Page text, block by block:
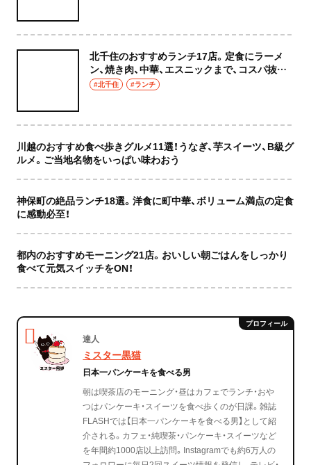
北千住のおすすめランチ17店。定食にラーメ
ン、焼き肉、中華、エスニックまで、コスパ抜群
な店もおしゃれな店も網羅してご紹介！
#北千住 #ランチ
川越のおすすめ食べ歩きグルメ11選！うなぎ、芋スイーツ、B級グ
ルメ。ご当地名物をいっぱい味わおう
神保町の絶品ランチ18選。洋食に町中華、ボリューム満点の定食
に感動必至！
都内のおすすめモーニング21店。おいしい朝ごはんをしっかり
食べて元気スイッチをON！
達人
ミスター黒猫
日本一パンケーキを食べる男
朝は喫茶店のモーニング・昼はカフェでランチ・おや
つはパンケーキ・スイーツを食べ歩くのが日課。雑誌
FLASHでは【日本一パンケーキを食べる男】として紹
介される。カフェ・純喫茶・パンケーキ・スイーツなど
を年間約1000店以上訪問。Instagramでも約6万人の